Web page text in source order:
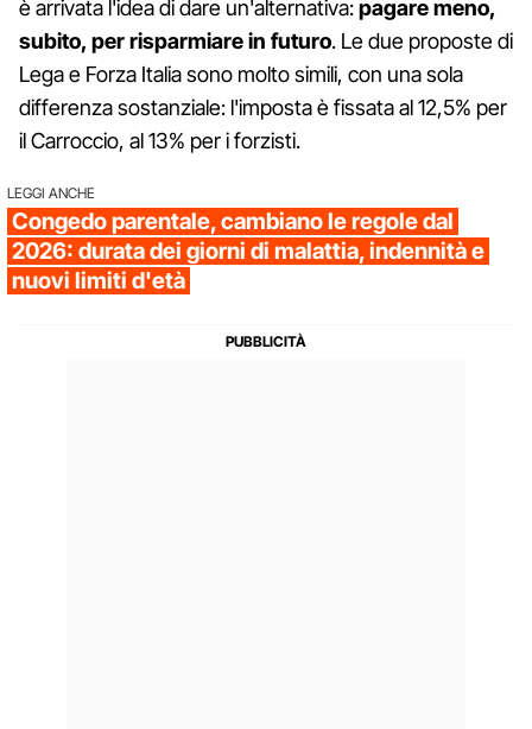
è arrivata l'idea di dare un'alternativa:pagare meno,
subito, per risparmiare in futuro. Le due proposte di
Lega e Forza Italia sono molto simili, con una sola
differenza sostanziale: l'imposta è fissata al 12,5% per
il Carroccio, al 13% per i forzisti.
LEGGI ANCHE
Congedo parentale, cambiano le regole dal
2026: durata dei giorni di malattia, indennità e
nuovi limiti d'età